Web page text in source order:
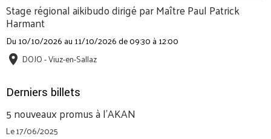
Stage régional aikibudo dirigé par Maître Paul Patrick
Harmant
Du 10/10/2026 au 11/10/2026de 09:30 à 12:00
DOJO - Viuz-en-Sallaz
Derniers billets
5 nouveaux promus à l'AKAN
Le 17/06/2025